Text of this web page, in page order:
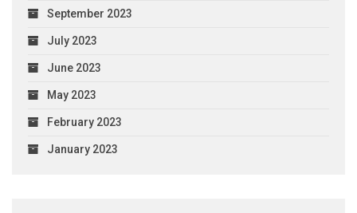
September 2023
July 2023
June 2023
May 2023
February 2023
January 2023